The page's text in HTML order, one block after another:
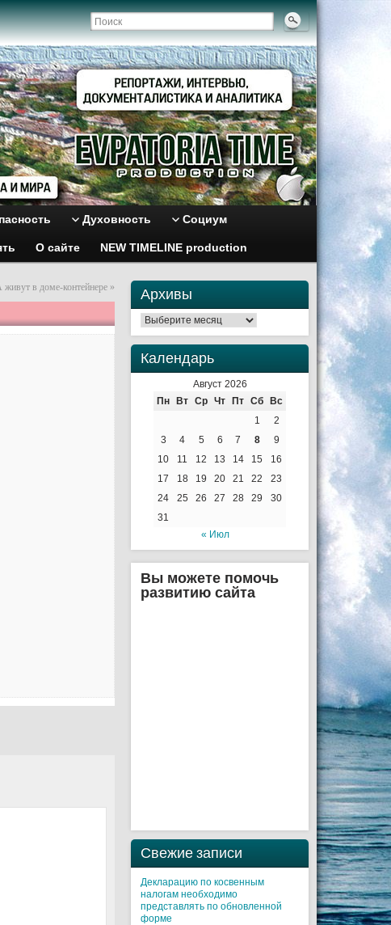
Духовность Социум
О сайте NEW TIMELINE production
в доме-контейнере » Архивы
Архивы
Календарь
Август 2026
Пн
Вт Ср Чт Пт Сб
Вс
1
2
3
4 5 6 7 8
9
10
11 12 13 14 15
16
17
18 19 20 21 22
23
24
25 26 27 28 29
30
31
« Июл
Вы можете помочь
развитию сайта
Свежие записи
Декларацию по косвенным
налогам необходимо
представлять по обновленной
форме